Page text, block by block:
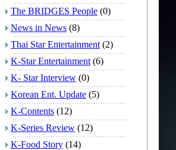
The BRIDGES People (0)
News in News (8)
Thai Star Entertainment (2)
K-Star Entertainment (6)
K- Star Interview (0)
Korean Ent. Update (5)
K-Contents (12)
K-Series Review (12)
K-Food Story (14)